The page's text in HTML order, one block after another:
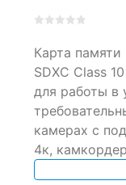
out
on
customer
ratings
Карта памяти
SDXC Class
для работы в
камерах с
4к,